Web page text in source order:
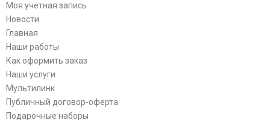
Моя учетная запись
Новости
Главная
Наши работы
Как оформить заказ
Наши услуги
Мультилинк
Публичный договор-оферта
Подарочные наборы